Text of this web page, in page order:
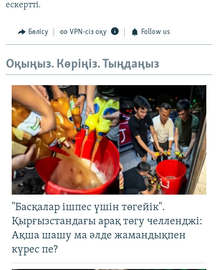
ескертті.
Бөлісу VPN-сіз оқу Follow us
Оқыңыз. Көріңіз. Тыңдаңыз
"Басқалар ішпес үшін төгейік".
Қырғызстандағы арақ төгу челленджі:
Ақша шашу ма әлде жамандықпен
күрес пе?